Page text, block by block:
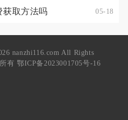
获取方法吗 05-18
nanzhi116.com All Rights
有 鄂ICP备2023001705号-16